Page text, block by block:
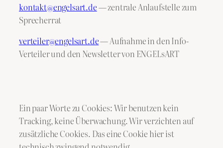
kontakt@engelsart.de— zentrale Anlaufstelle zum
Sprecherrat
verteiler@engelsart.de— Aufnahme in den Info-
Verteiler und den Newsletter von ENGELsART
Ein paar Worte zu Cookies: Wir benutzen kein
Tracking, keine Überwachung. Wir verzichten auf
zusätzliche Cookies. Das eine Cookie hier ist